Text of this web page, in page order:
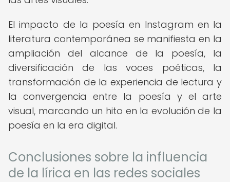
El impacto de la poesía en Instagram en la
literatura contemporánea se manifiesta en la
ampliación del alcance de la poesía, la
diversificación de las voces poéticas, la
transformación de la experiencia de lectura y
la convergencia entre la poesía y el arte
visual, marcando un hito en la evolución de la
poesía en la era digital.
Conclusiones sobre la influencia
de la lírica en las redes sociales